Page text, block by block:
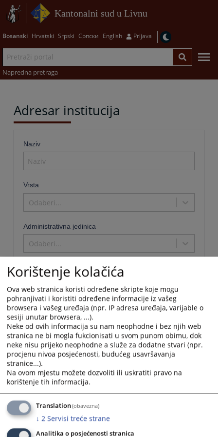
Kantonalni sud u Livnu
Bosanski Hrvatski Srpski Српски English Prijava
Napredna pretraga
Adresar institucija
Naziv
Vrsta
Odaberi...
Administrativna jedinica
Odaberi...
Naziv
Kantonalni sud u Livnu
Naziv institucije:
Kantonalni sud u Livnu
Adresa:
Trg branitelja 2, 80101 Livno
Telefon:
034 202 182 - predsjednik suda
Telefaks:
034 202 182
Adresa elektronske pošte:
Web stranica:
https://ksud-livno.pravosudje.ba/
Predsjednik:
Ostale informacije:
11:00-13:00 srijedom (kod predsjednika suda)
Osoba za odnose s javnošću:
Marija Marinčić
Kontakt telefon za odnose s javnošću:
034 206 205
Korištenje kolačića
Ova web stranica koristi određene skripte koje mogu
pohranjivati i koristiti određene informacije iz vašeg
browsera i vašeg uređaja (npr. IP adresa uređaja, varijable o
sesiji unutar browsera, ...).
Neke od ovih informacija su nam neophodne i bez njih web
stranica ne bi mogla fukcionisati u svom punom obimu, dok
neke nisu prijeko neophodne a služe za dodatne stvari (npr.
procjenu nivoa posjećenosti, budućeg usavršavanja
stranice...).
Na ovom mjestu možete dozvoliti ili uskratiti pravo na
korištenje tih informacija.
Translation(obavezna)
↓ 2 Servisi treće strane
Analitika o posjećenosti stranica